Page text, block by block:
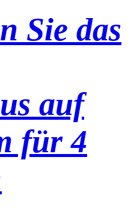
Sie das
auf
für 4